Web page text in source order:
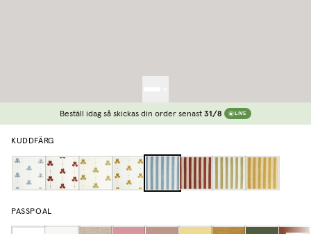
Beställ idag så skickas din order senast 31/8 LIVE
KUDDFÄRG
PASSPOAL